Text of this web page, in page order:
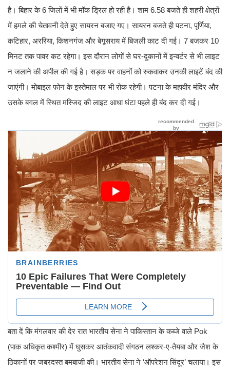
है। बिहार के 6 जिलों में भी मॉक ड्रिल हो रही है। शाम 6.58 बजते ही शहरी क्षेत्रों
में हमले की चेतावनी देते हुए सायरन बजाए गए। सायरन बजते ही पटना, पूर्णिया,
कटिहार, अररिया, किशनगंज और बेगूसराय में बिजली काट दी गई। 7 बजकर 10
मिनट तक पावर कट रहेगा। इस दौरान लोगों से घर-दुकानों में इन्वर्टर से भी लाइट
न जलाने की अपील की गई है। सड़क पर वाहनों को रुकवाकर उनकी लाइटें बंद की
जाएंगी। मोबाइल फोन के इस्तेमाल पर भी रोक रहेगी। पटना के महावीर मंदिर और
उसके बगल में स्थित मस्जिद की लाइट आधा घंटा पहले ही बंद कर दी गई।
बता दें कि मंगलवार की देर रात भारतीय सेना ने पाकिस्तान के कब्जे वाले Pok
(पाक अधिकृत कश्मीर) में घुसकर आतंकवादी संगठन लश्कर-ए-तैयबा और जैश के
ठिकानों पर जबरदस्त बमबाजी की। भारतीय सेना ने ‘ऑपरेशन सिंदूर’ चलाया। इस